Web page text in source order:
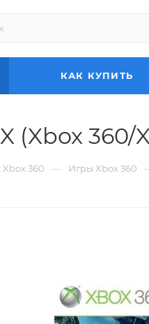
КАК КУПИТЬ
(Xbox 360/
Xbox 360 — Игры Xbox 360